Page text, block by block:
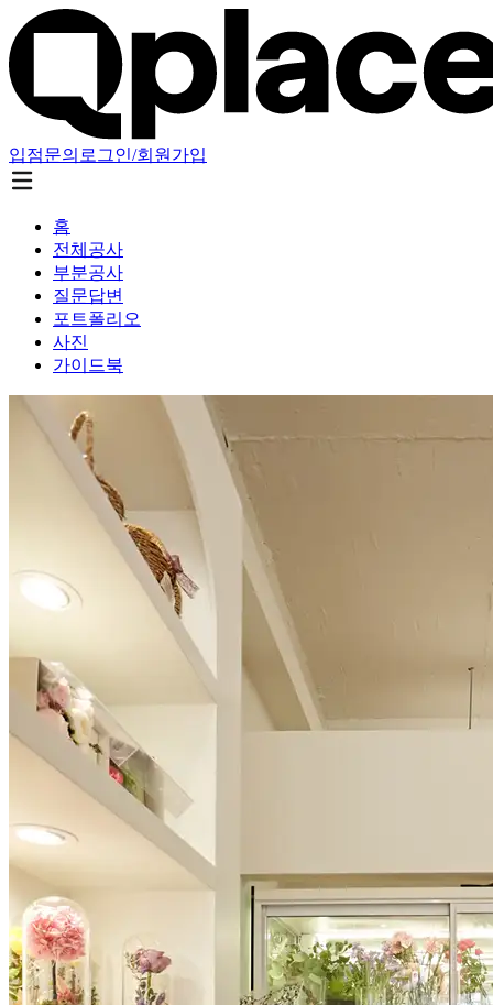
입점문의 로그인/회원가입
홈
전체공사
부분공사
질문답변
포트폴리오
사진
가이드북